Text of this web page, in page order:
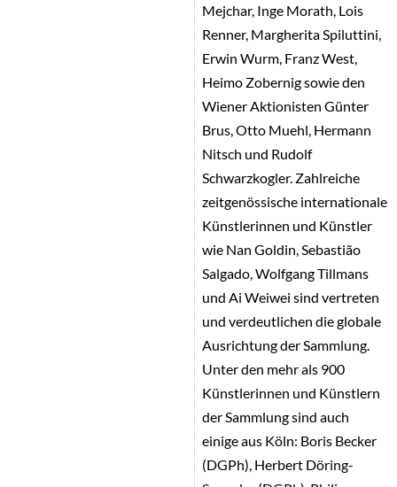
Mejchar, Inge Morath, Lois
Renner, Margherita Spiluttini,
Erwin Wurm, Franz West,
Heimo Zobernig sowie den
Wiener Aktionisten Günter
Brus, Otto Muehl, Hermann
Nitsch und Rudolf
Schwarzkogler. Zahlreiche
zeitgenössische internationale
Künstlerinnen und Künstler
wie Nan Goldin, Sebastião
Salgado, Wolfgang Tillmans
und Ai Weiwei sind vertreten
und verdeutlichen die globale
Ausrichtung der Sammlung.
Unter den mehr als 900
Künstlerinnen und Künstlern
der Sammlung sind auch
einige aus Köln: Boris Becker
(DGPh), Herbert Döring-